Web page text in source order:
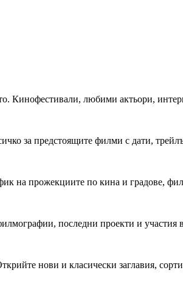
Кинофестивали, любими актьори,
за предстоящите филми с дати,
на прожекциите по кина и градове,
последни проекти и
нови и класически заглавия,